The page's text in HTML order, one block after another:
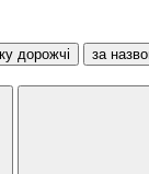
дорожчі за